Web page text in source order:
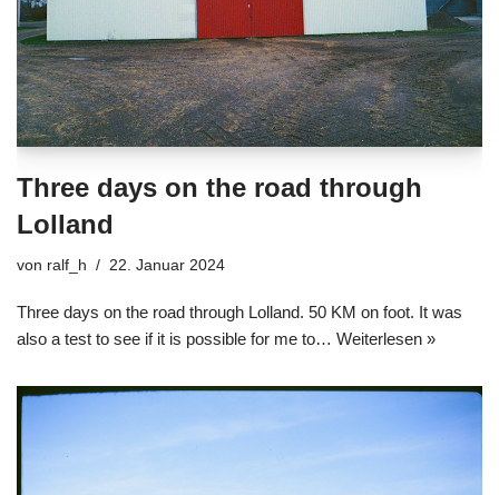
Three days on the road through
Lolland
von ralf_h 22. Januar 2024
Three days on the road through Lolland. 50 KM on foot. It was
also a test to see if it is possible for me to… Weiterlesen »